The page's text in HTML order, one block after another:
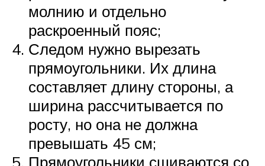
молнию и отдельно
раскроенный пояс;
Следом нужно вырезать
прямоугольники. Их длина
составляет длину стороны, а
ширина рассчитывается по
росту, но она не должна
превышать 45 см;
Прямоугольники сшиваются со